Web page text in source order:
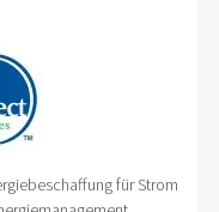
für Strom